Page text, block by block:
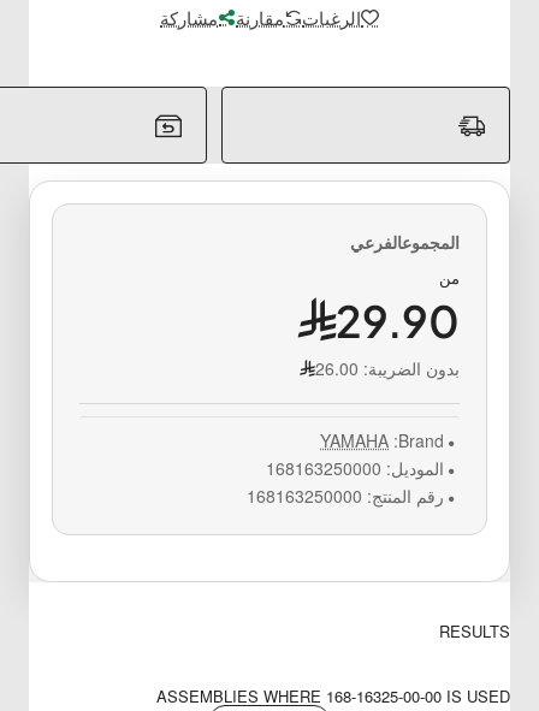
الرغبات مقارنة مشاركة
من
29.90
بدون الضريبة: 26.00
Brand:
YAMAHA
الموديل: 168163250000
رقم المنتج: 168163250000
RESULTS
ASSEMBLIES WHERE 168-16325-00-00 IS USED